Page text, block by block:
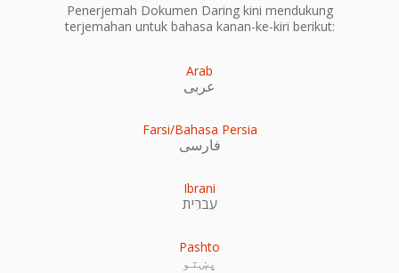
Penerjemah Dokumen Daring kini mendukung
terjemahan untuk bahasa kanan-ke-kiri berikut:
Arab
عربى
Farsi/Bahasa Persia
فارسی
Ibrani
עִברִית
Pashto
پښتو